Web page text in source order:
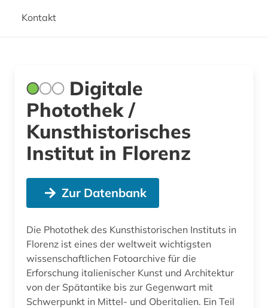
Kontakt
Digitale
Photothek /
Kunsthistorisches
Institut in Florenz
Zur Datenbank
Die Photothek des Kunsthistorischen Instituts in
Florenz ist eines der weltweit wichtigsten
wissenschaftlichen Fotoarchive für die
Erforschung italienischer Kunst und Architektur
von der Spätantike bis zur Gegenwart mit
Schwerpunkt in Mittel- und Oberitalien. Ein Teil